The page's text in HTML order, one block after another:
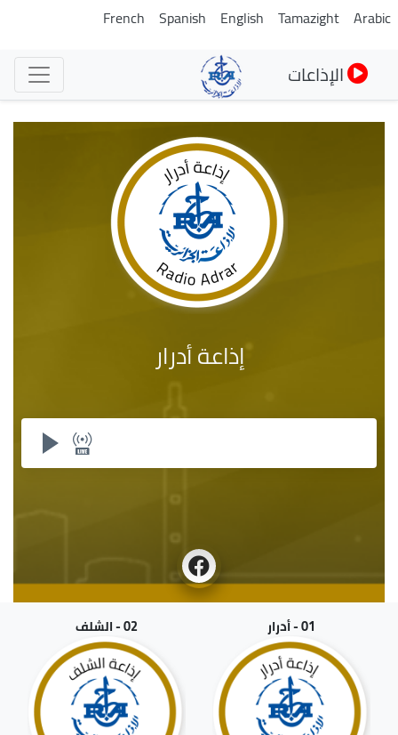
تجاوز
Arabic
Tamazight
English
Spanish
French
الإذاعات
إذاعة أدرار
01 - أدرار 02 - الشلف